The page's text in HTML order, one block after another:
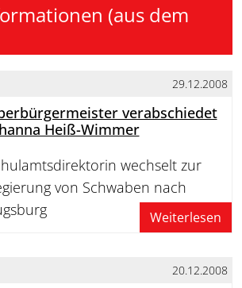
(aus dem
29.12.2008
verabschiedet
Heiß-Wimmer
wechselt zur
von Schwaben nach
Weiterlesen
20.12.2008